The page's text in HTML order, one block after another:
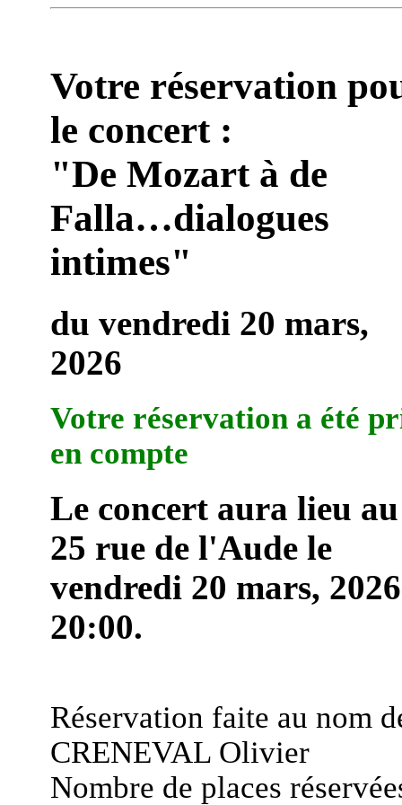
Votre réservation
le concert :
"De Mozart à de
Falla…dialogues
intimes"
du vendredi 20 mars,
2026
Votre réservation a été
en compte
Le concert aura lieu au
25 rue de l'Aude le
vendredi 20 mars,
20:00.
Réservation faite au nom
CRENEVAL Olivier
Nombre de places